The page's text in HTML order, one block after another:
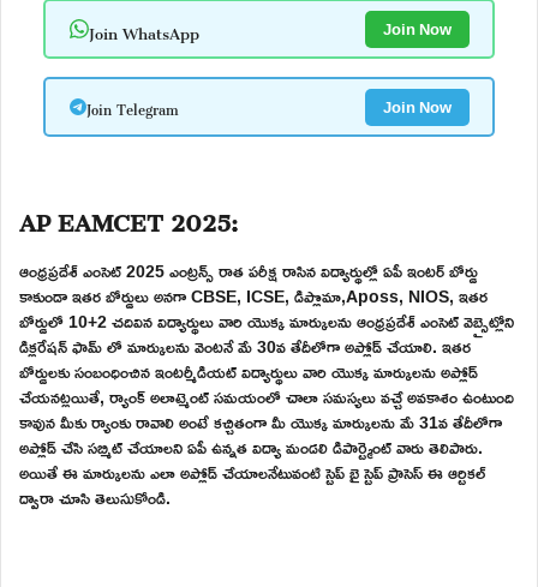
Join WhatsApp Join Now
Join Telegram Join Now
AP EAMCET 2025:
ఆంధ్రప్రదేశ్ ఎంసెట్ 2025 ఎంట్రన్స్ రాత పరీక్ష రాసిన విద్యార్థుల్లో ఏపీ ఇంటర్ బోర్డు
కాకుండా ఇతర బోర్డులు అనగా CBSE, ICSE, డిప్లొమా,Aposs, NIOS, ఇతర
బోర్డులో 10+2 చదివిన విద్యార్థులు వారి యొక్క మార్కులను ఆంధ్రప్రదేశ్ ఎంసెట్ వెబ్సైట్లోని
డిక్లరేషన్ ఫామ్ లో మార్కులను వెంటనే మే 30వ తేదీలోగా అప్లోడ్ చేయాలి. ఇతర
బోర్డులకు సంబంధించిన ఇంటర్మీడియట్ విద్యార్థులు వారి యొక్క మార్కులను అప్లోడ్
చేయనట్లయితే, ర్యాంక్ అలాట్మెంట్ సమయంలో చాలా సమస్యలు వచ్చే అవకాశం ఉంటుంది
కావున మీకు ర్యాంకు రావాలి అంటే కచ్చితంగా మీ యొక్క మార్కులను మే 31వ తేదీలోగా
అప్లోడ్ చేసి సబ్మిట్ చేయాలని ఏపీ ఉన్నత విద్యా మండలి డిపార్ట్మెంట్ వారు తెలిపారు.
అయితే ఈ మార్కులను ఎలా అప్లోడ్ చేయాలనేటువంటి స్టెప్ బై స్టెప్ ప్రాసెస్ ఈ ఆర్టికల్
ద్వారా చూసి తెలుసుకోండి.